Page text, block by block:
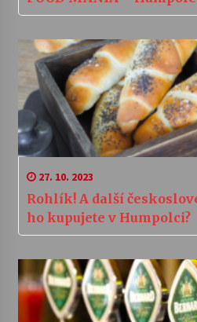
27. 10. 2023
Rohlík! A další
ho kupujete v Humpolci?